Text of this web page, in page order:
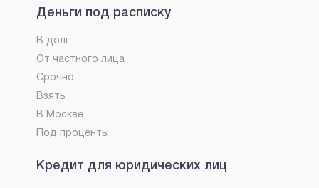
Деньги под расписку
В долг
От частного лица
Срочно
Взять
В Москве
Под проценты
Кредит для юридических лиц